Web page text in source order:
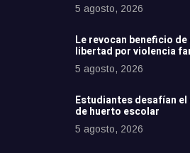
5 agosto, 2026
Le revocan beneficio
libertad por violencia
5 agosto, 2026
Estudiantes desafían
de huerto escolar
5 agosto, 2026